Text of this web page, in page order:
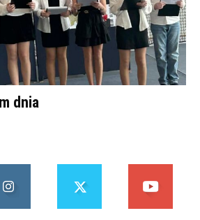
dnia